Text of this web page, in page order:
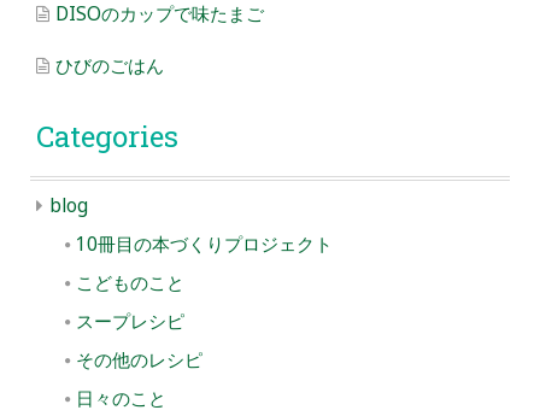
DISOのカップで味たまご
ひびのごはん
Categories
blog
10冊目の本づくりプロジェクト
こどものこと
スープレシピ
その他のレシピ
日々のこと